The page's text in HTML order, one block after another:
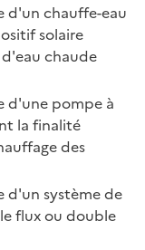
d'un chauffe-eau
solaire
chaude
d'une pompe à
la finalité
des
d'un système de
flux ou double